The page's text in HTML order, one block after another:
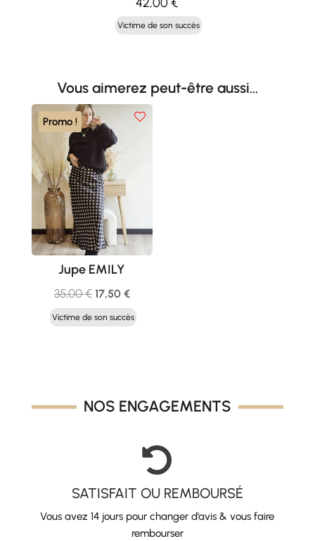
Victime de son succès
Vous aimerez peut-être aussi…
Promo !
Jupe EMILY
35,00€ Le
prix
initial
17,50 €Le
prix
actuel
Victime de son succès
NOS ENGAGEMENTS

SATISFAIT OU REMBOURSÉ
Vous avez 14 jours pour changer d’avis & vous faire
rembourser